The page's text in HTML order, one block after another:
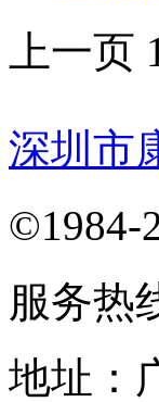
上一页
深圳市
©1984-
服务热
地址：